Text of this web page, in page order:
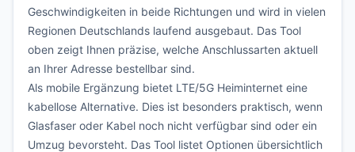
Geschwindigkeiten in beide Richtungen und wird in vielen
Regionen Deutschlands laufend ausgebaut. Das Tool
oben zeigt Ihnen präzise, welche Anschlussarten aktuell
an Ihrer Adresse bestellbar sind.
Als mobile Ergänzung bietet LTE/5G Heiminternet eine
kabellose Alternative. Dies ist besonders praktisch, wenn
Glasfaser oder Kabel noch nicht verfügbar sind oder ein
Umzug bevorsteht. Das Tool listet Optionen übersichtlich